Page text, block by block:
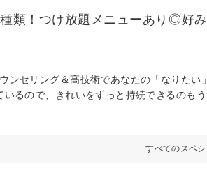
類！つけ放題メニューあり◎好
ンセリング＆高技術であなたの「なりた
るので、きれいをずっと持続できるのも
すべてのスペ